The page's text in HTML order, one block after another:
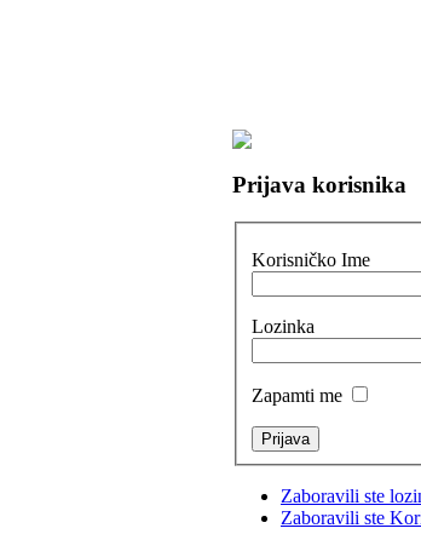
Prijava korisnika
Korisničko Ime
Lozinka
Zapamti me
Zaboravili ste
Zaboravili ste